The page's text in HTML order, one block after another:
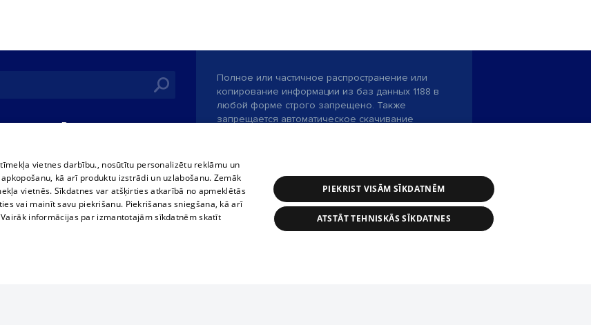
В кинотеатрах
Условия договора
360 Ziņas kontakti
Полное или частичное распространение или
копирование информации из баз данных 1188 в
любой форме строго запрещено. Также
запрещается автоматическое скачивание
Служба помощи портала: э-почта -info@1188.lv
РазработаноSIA Helio Media2004-2026
vietnes darbību., nosūtītu personalizētu reklāmu un
kā arī produktu izstrādi un uzlabošanu. Zemāk
vietnēs. Sīkdatnes var atšķirties atkarībā no apmeklētās
vai mainīt savu piekrišanu. Piekrišanas sniegšana, kā arī
informācijas par izmantotajām sīkdatnēm skatīt
PIEKRIST VISĀM SĪKDATNĒM
ATSTĀT TEHNISKĀS SĪKDATNES